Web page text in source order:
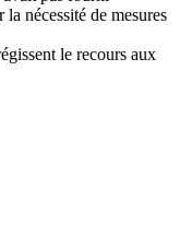
nécessité de mesures
le recours aux